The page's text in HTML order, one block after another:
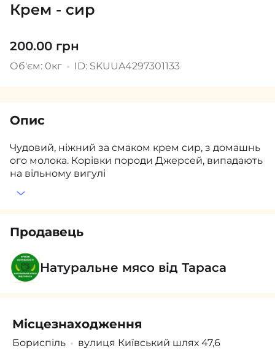
Крем - сир
200.00 грн
Об'єм: 0кг ID: SKUUA4297301133
Опис
Чудовий, ніжний за смаком крем сир, з домашнь
ого молока. Корівки породи Джерсей, випадають
на вільному вигулі
Продавець
Поскаржитись Увійти Зареєструватися
Натуральне мясо від Тараса
Місцезнаходження
Бориспіль вулиця Київський шлях 47,6